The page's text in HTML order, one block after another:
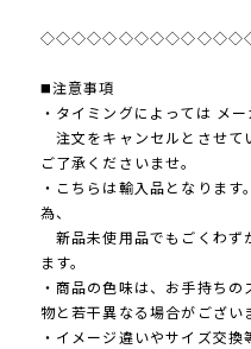
◼️注意事項
・タイミングによっては メ
注文をキャンセルとさせて
ご了承くださいませ。
・こちらは輸入品となりま
為、
新品未使用品でもごくわず
ます。
・商品の色味は、お手持ち
物と若干異なる場合がござい
・イメージ違いやサイズ交換